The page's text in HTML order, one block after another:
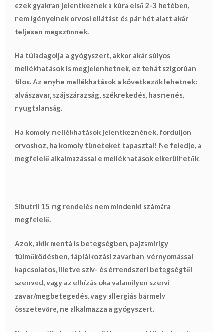
ezek gyakran jelentkeznek a kúra első 2-3 hetében,
nem igényelnek orvosi ellátást és pár hét alatt akár
teljesen megszűnnek.
Ha túladagolja a gyógyszert, akkor akár súlyos
mellékhatások is megjelenhetnek, ez tehát szigorúan
tilos. Az enyhe mellékhatások a következők lehetnek:
alvászavar, szájszárazság, székrekedés, hasmenés,
nyugtalanság.
Ha komoly mellékhatások jelentkeznének, forduljon
orvoshoz, ha komoly tüneteket tapasztal! Ne feledje, a
megfelelő alkalmazással e mellékhatások elkerülhetők!
Sibutril 15 mg rendelés nem mindenki számára
megfelelő.
Azok, akik mentális betegségben, pajzsmirigy
túlműködésben, táplálkozási zavarban, vérnyomással
kapcsolatos, illetve szív- és érrendszeri betegségtől
szenved, vagy az elhízás oka valamilyen szervi
zavar/megbetegedés, vagy allergiás bármely
összetevőre, ne alkalmazza a gyógyszert.